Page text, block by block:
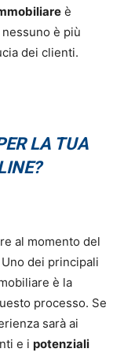
è
è più
dei clienti.
LA TUA
al momento del
dei principali
è la
processo. Se
sarà ai
e i potenziali